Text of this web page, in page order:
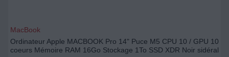
MacBook
Ordinateur Apple MACBOOK Pro 14" Puce M5 CPU 10 / GPU 10
coeurs Mémoire RAM 16Go Stockage 1To SSD XDR Noir sidéral